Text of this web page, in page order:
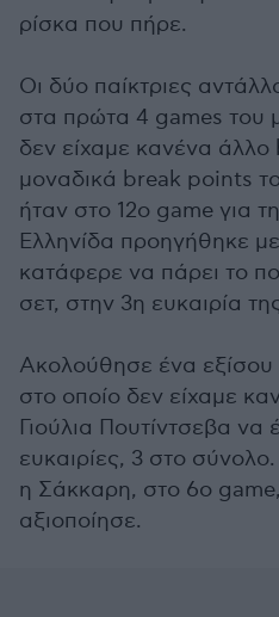
ρίσκα που πήρε.
Οι δύο παίκτριες
στα πρώτα 4 games του
δεν είχαμε κανένα
μοναδικά break points
ήταν στο 12ο game για
Ελληνίδα προηγήθηκε
κατάφερε να πάρει το
σετ, στην 3η ευκαιρία
Ακολούθησε ένα
στο οποίο δεν είχαμε
Γιούλια Πουτίντσεβα να
ευκαιρίες, 3 στο σύνολο.
η Σάκκαρη, στο 6ο
αξιοποίησε.